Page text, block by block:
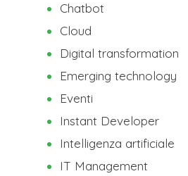
Chatbot
Cloud
Digital transformation
Emerging technology
Eventi
Instant Developer
Intelligenza artificiale
IT Management